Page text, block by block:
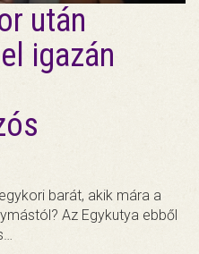
után
igazán
barát, akik mára a
Az Egykutya ebből